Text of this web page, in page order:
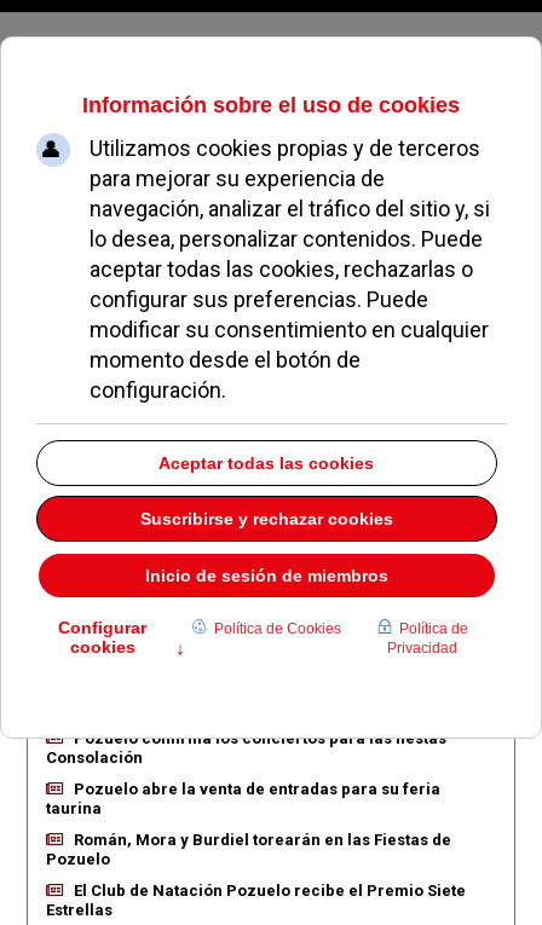
Sábado, 08 de agosto de 2026
Academia Mª
Teresa
Dirección: C/ Las Flores 2 1º K
Pozuelo de Alarcón
Madrid
28223
Teléfono:
913525333
Descargar la información como:vCard
EN PORTADA
Pozuelo confirma los conciertos para las fiestas
Consolación
Pozuelo abre la venta de entradas para su feria
taurina
Román, Mora y Burdiel torearán en las Fiestas de
Pozuelo
El Club de Natación Pozuelo recibe el Premio Siete
Estrellas